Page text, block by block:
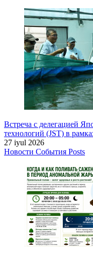
Встреча с делегацией
технологий (JST) в
27 iyul 2026
Новости События Posts